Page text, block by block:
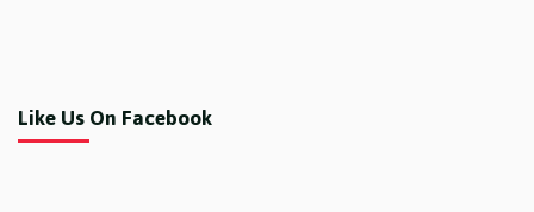
Like Us On Facebook